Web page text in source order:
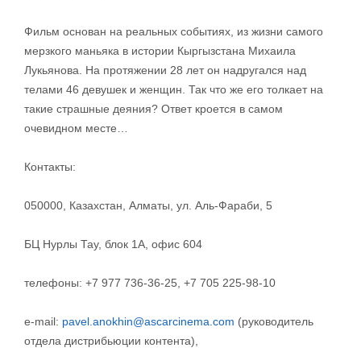
Фильм основан на реальных событиях, из жизни самого
мерзкого маньяка в истории Кыргызстана Михаила
Лукьянова. На протяжении 28 лет он надругался над
телами 46 девушек и женщин. Так что же его толкает на
такие страшные деяния? Ответ кроется в самом
очевидном месте…
Контакты:
050000, Казахстан, Алматы, ул. Аль-Фараби, 5
БЦ Нурлы Тау, блок 1А, офис 604
телефоны: +7 977 736-36-25, +7 705 225-98-10
e-mail: pavel.anokhin@ascarcinema.com (руководитель
отдела дистрибьюции контента),